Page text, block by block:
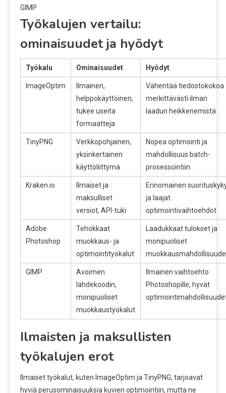
GIMP
Työkalujen vertailu:
ominaisuudet ja hyödyt
Työkalu Ominaisuudet Hyödyt
ImageOptim
Ilmainen,
helppokäyttöinen,
tukee useita
formaatteja
Vähentää tiedostokokoa
merkittävästi ilman
laadun heikkenemistä
TinyPNG
Verkkopohjainen,
yksinkertainen
käyttöliittymä
Nopea optimointi ja
mahdollisuus batch-
prosessointiin
Kraken.io
Ilmaiset ja
maksulliset
versiot, API-tuki
Erinomainen
ja laajat
optimointivaihtoehdot
Adobe
Photoshop
Tehokkaat
muokkaus- ja
optimointityökalut
Laadukkaat tulokset ja
monipuoliset
GIMP
Avoimen
lähdekoodin,
monipuoliset
muokkaustyökalut
Ilmainen vaihtoehto
Photoshopille, hyvät
Ilmaisten ja maksullisten
työkalujen erot
Ilmaiset työkalut, kuten ImageOptim ja TinyPNG, tarjoavat
hyviä perusominaisuuksia kuvien optimointiin, mutta ne